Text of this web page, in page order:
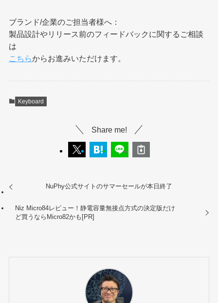
ブランド/企業のご担当者様へ：
製品設計やリリース前のフィードバックに関するご相談
は
こちらからお進みいただけます。
Keyboard
Share me!
NuPhy公式サイトのサマーセールが本日終了
Niz Micro84レビュー！静電容量無接点方式の決定版だけ
ど買うならMicro82かも[PR]